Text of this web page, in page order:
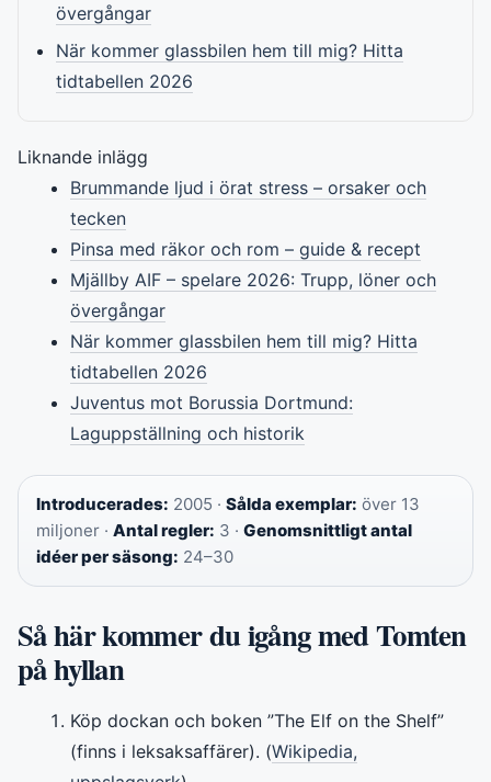
övergångar
När kommer glassbilen hem till mig? Hitta
tidtabellen 2026
Liknande inlägg
Brummande ljud i örat stress – orsaker och
tecken
Pinsa med räkor och rom – guide & recept
Mjällby AIF – spelare 2026: Trupp, löner och
övergångar
När kommer glassbilen hem till mig? Hitta
tidtabellen 2026
Juventus mot Borussia Dortmund:
Laguppställning och historik
Introducerades: 2005 · Sålda exemplar: över 13
miljoner · Antal regler: 3 · Genomsnittligt antal
idéer per säsong: 24–30
Så här kommer du igång med Tomten
på hyllan
Köp dockan och boken ”The Elf on the Shelf”
(finns i leksaksaffärer). (Wikipedia,